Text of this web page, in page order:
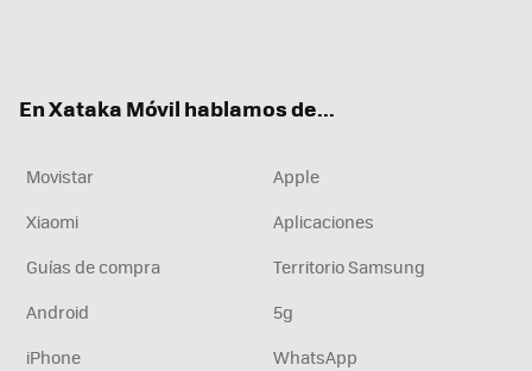
En Xataka Móvil hablamos de...
Movistar
Apple
Xiaomi
Aplicaciones
Guías de compra
Territorio Samsung
Android
5g
iPhone
WhatsApp